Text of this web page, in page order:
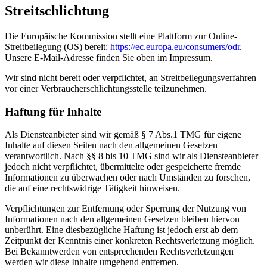
Streitschlichtung
Die Europäische Kommission stellt eine Plattform zur Online-
Streitbeilegung (OS) bereit: https://ec.europa.eu/consumers/odr.
Unsere E-Mail-Adresse finden Sie oben im Impressum.
Wir sind nicht bereit oder verpflichtet, an Streitbeilegungsverfahren
vor einer Verbraucherschlichtungsstelle teilzunehmen.
Haftung für Inhalte
Als Diensteanbieter sind wir gemäß § 7 Abs.1 TMG für eigene
Inhalte auf diesen Seiten nach den allgemeinen Gesetzen
verantwortlich. Nach §§ 8 bis 10 TMG sind wir als Diensteanbieter
jedoch nicht verpflichtet, übermittelte oder gespeicherte fremde
Informationen zu überwachen oder nach Umständen zu forschen,
die auf eine rechtswidrige Tätigkeit hinweisen.
Verpflichtungen zur Entfernung oder Sperrung der Nutzung von
Informationen nach den allgemeinen Gesetzen bleiben hiervon
unberührt. Eine diesbezügliche Haftung ist jedoch erst ab dem
Zeitpunkt der Kenntnis einer konkreten Rechtsverletzung möglich.
Bei Bekanntwerden von entsprechenden Rechtsverletzungen
werden wir diese Inhalte umgehend entfernen.